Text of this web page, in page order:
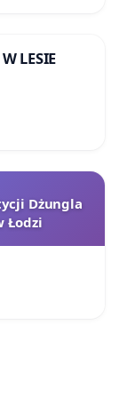
LESIE
Dżungla
Łodzi